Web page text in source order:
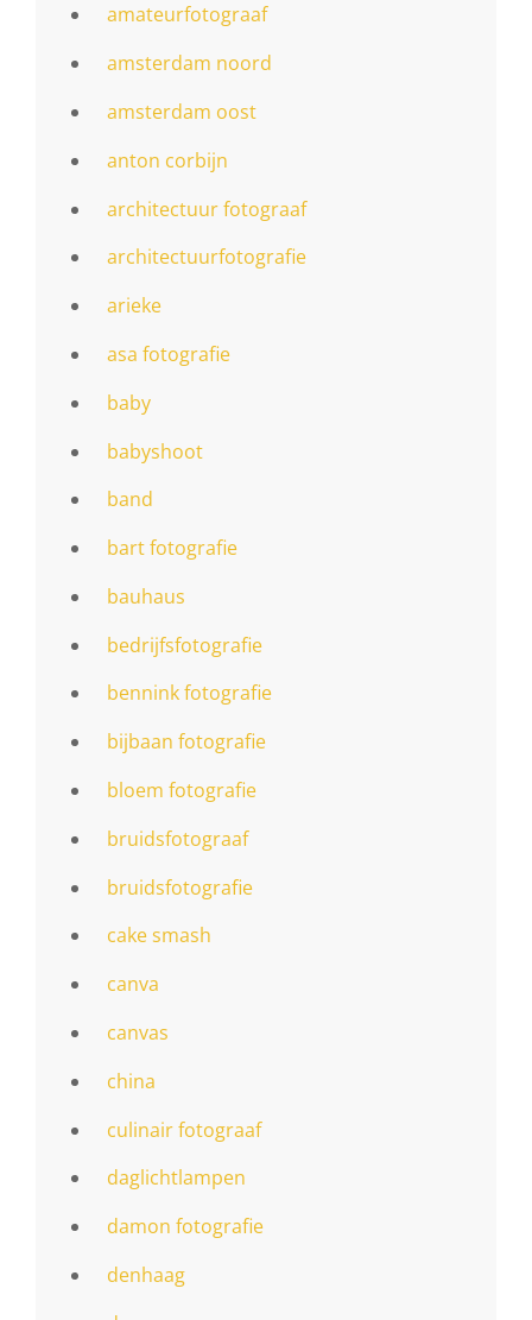
amateurfotograaf
amsterdam noord
amsterdam oost
anton corbijn
architectuur fotograaf
architectuurfotografie
arieke
asa fotografie
baby
babyshoot
band
bart fotografie
bauhaus
bedrijfsfotografie
bennink fotografie
bijbaan fotografie
bloem fotografie
bruidsfotograaf
bruidsfotografie
cake smash
canva
canvas
china
culinair fotograaf
daglichtlampen
damon fotografie
denhaag